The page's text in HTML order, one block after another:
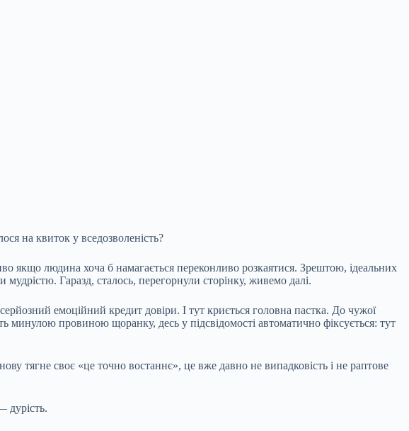
на квиток у вседозволеність?
якщо людина хоча б намагається переконливо розкаятися. Зрештою, ідеальних
Гаразд, сталось, перегорнули сторінку, живемо далі.
емоційний кредит довіри. І тут криється головна пастка. До чужої
провиною щоранку, десь у підсвідомості автоматично фіксується: тут
тягне своє «це точно востаннє», це вже давно не випадковість і не раптове
дурість.